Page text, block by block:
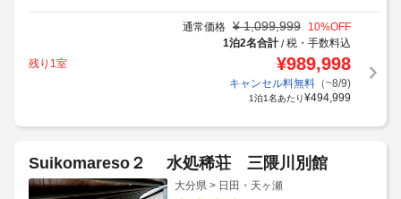
通常価格 ¥ 1,099,999 10%OFF
1泊2名合計/税・手数料込
残り1室
¥989,998
キャンセル料無料（~8/9)
1泊1名あたり¥494,999
Suikomareso２ 水処稀荘 三隈川別館
大分県 > 日田・天ヶ瀬